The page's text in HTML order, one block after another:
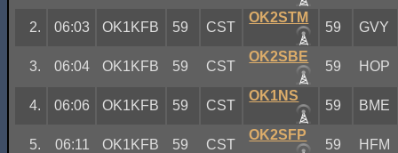
2. 06:03 OK1KFB 59 CST
OK2STM
59 GVY
3. 06:04 OK1KFB 59 CST
OK2SBE
59 HOP
4. 06:06 OK1KFB 59 CST
OK1NS
59 BME
5. 06:11 OK1KFB 59 CST
OK2SFP
59 HFM